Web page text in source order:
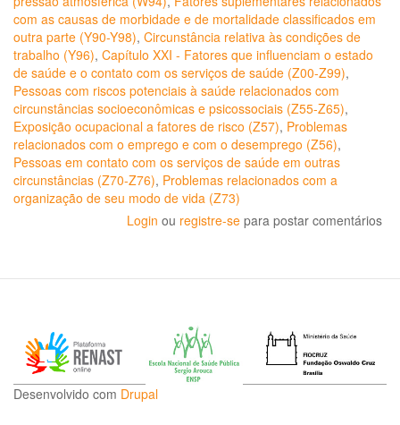
com as causas de morbidade e de mortalidade classificados em
outra parte (Y90-Y98), Circunstância relativa às condições de
trabalho (Y96), Capítulo XXI - Fatores que influenciam o estado
de saúde e o contato com os serviços de saúde (Z00-Z99),
Pessoas com riscos potenciais à saúde relacionados com
circunstâncias socioeconômicas e psicossociais (Z55-Z65),
Exposição ocupacional a fatores de risco (Z57), Problemas
relacionados com o emprego e com o desemprego (Z56),
Pessoas em contato com os serviços de saúde em outras
circunstâncias (Z70-Z76), Problemas relacionados com a
organização de seu modo de vida (Z73)
Login ou registre-se para postar comentários
Desenvolvido com Drupal